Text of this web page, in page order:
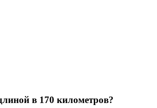
в 170 километров?